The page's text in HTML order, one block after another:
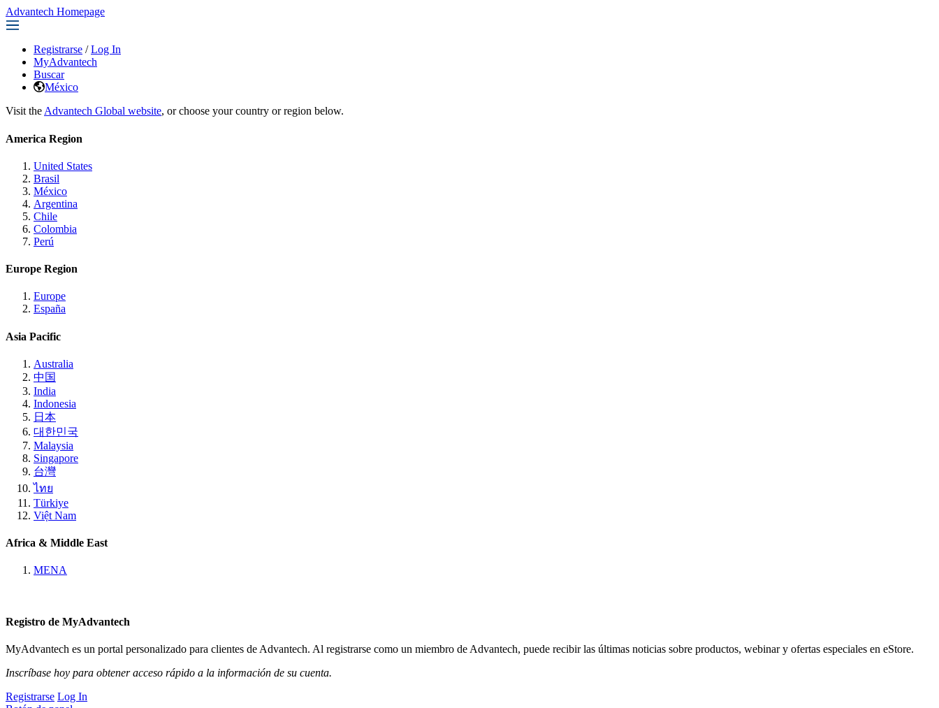
Advantech Homepage
Registrarse / Log In
MyAdvantech
Buscar
México
Visit the Advantech Global website, or choose your country or region below.
America Region
United States
Brasil
México
Argentina
Chile
Colombia
Perú
Europe Region
Europe
España
Asia Pacific
Australia
中国
India
Indonesia
日本
대한민국
Malaysia
Singapore
台灣
ไทย
Türkiye
Việt Nam
Africa & Middle East
MENA
Registro de MyAdvantech
MyAdvantech es un portal personalizado para clientes de Advantech. Al registrarse como un miembro de Advantech, puede recibir las últimas noticias sobre productos, webinar y ofertas especiales en eStore.
Inscríbase hoy para obtener acceso rápido a la información de su cuenta.
Registrarse Log In